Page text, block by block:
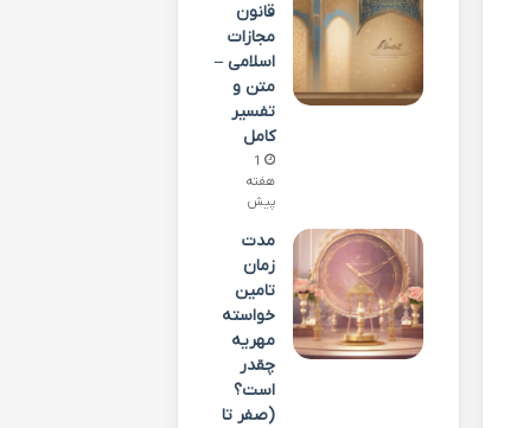
قانون
مجازات
اسلامی –
متن و
تفسیر
کامل
1
هفته
پیش
مدت
زمان
تامین
خواسته
مهریه
چقدر
است؟
(صفر تا